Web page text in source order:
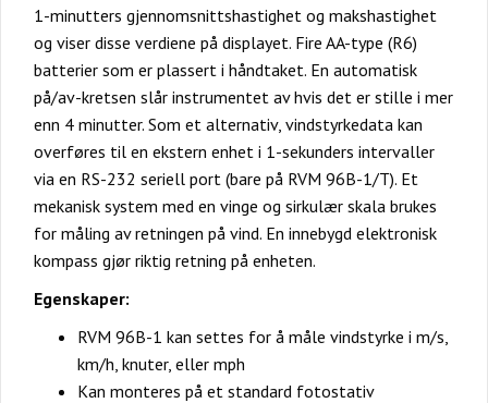
1-minutters gjennomsnittshastighet og makshastighet
og viser disse verdiene på displayet. Fire AA-type (R6)
batterier som er plassert i håndtaket. En automatisk
på/av-kretsen slår instrumentet av hvis det er stille i mer
enn 4 minutter. Som et alternativ, vindstyrkedata kan
overføres til en ekstern enhet i 1-sekunders intervaller
via en RS-232 seriell port (bare på RVM 96B-1/T). Et
mekanisk system med en vinge og sirkulær skala brukes
for måling av retningen på vind. En innebygd elektronisk
kompass gjør riktig retning på enheten.
Egenskaper:
RVM 96B-1 kan settes for å måle vindstyrke i m/s,
km/h, knuter, eller mph
Kan monteres på et standard fotostativ